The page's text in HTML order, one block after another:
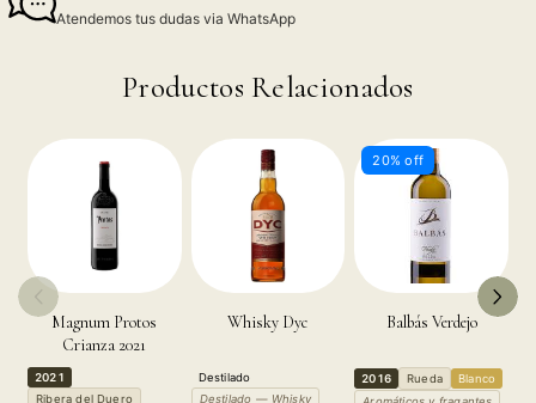
Atendemos tus dudas via WhatsApp
Productos Relacionados
Magnum Protos
Crianza 2021
2021
Ribera del Duero
Whisky Dyc
Destilado
Destilado — Whisky
20% off
Balbás Verdejo
2016 Rueda
Blanco